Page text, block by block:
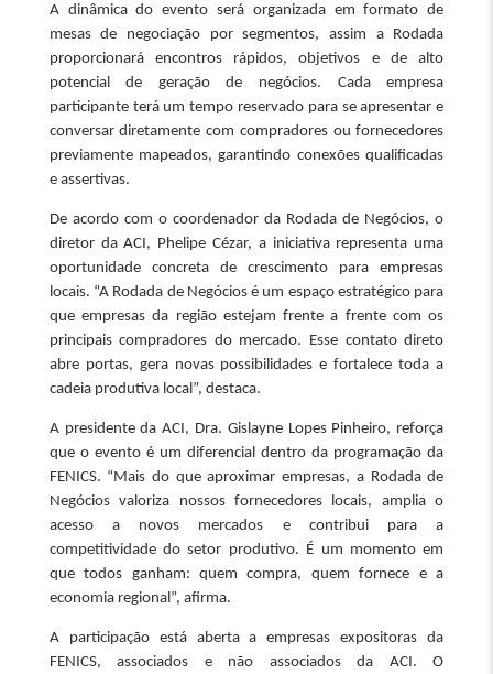
A dinâmica do evento será organizada em formato de
mesas de negociação por segmentos, assim a Rodada
proporcionará encontros rápidos, objetivos e de alto
potencial de geração de negócios. Cada empresa
participante terá um tempo reservado para se apresentar e
conversar diretamente com compradores ou fornecedores
previamente mapeados, garantindo conexões qualificadas
e assertivas.
De acordo com o coordenador da Rodada de Negócios, o
diretor da ACI, Phelipe Cézar, a iniciativa representa uma
oportunidade concreta de crescimento para empresas
locais. “A Rodada de Negócios é um espaço estratégico para
que empresas da região estejam frente a frente com os
principais compradores do mercado. Esse contato direto
abre portas, gera novas possibilidades e fortalece toda a
cadeia produtiva local”, destaca.
A presidente da ACI, Dra. Gislayne Lopes Pinheiro, reforça
que o evento é um diferencial dentro da programação da
FENICS. “Mais do que aproximar empresas, a Rodada de
Negócios valoriza nossos fornecedores locais, amplia o
acesso a novos mercados e contribui para a
competitividade do setor produtivo. É um momento em
que todos ganham: quem compra, quem fornece e a
economia regional”, afirma.
A participação está aberta a empresas expositoras da
FENICS, associados e não associados da ACI. O